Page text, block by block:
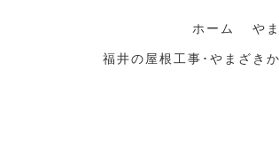
ホーム や
福井の屋根工事･やまざき